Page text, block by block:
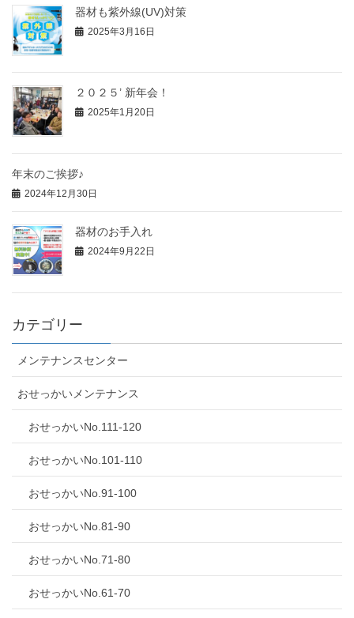
器材も紫外線(UV)対策
2025年3月16日
２０２５’ 新年会！
2025年1月20日
年末のご挨拶♪
2024年12月30日
器材のお手入れ
2024年9月22日
カテゴリー
メンテナンスセンター
おせっかいメンテナンス
おせっかいNo.111-120
おせっかいNo.101-110
おせっかいNo.91-100
おせっかいNo.81-90
おせっかいNo.71-80
おせっかいNo.61-70